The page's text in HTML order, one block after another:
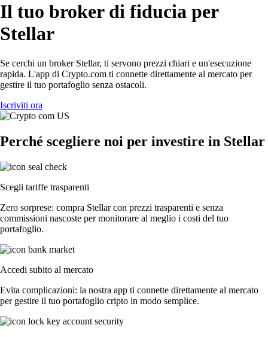
Il tuo broker di fiducia per
Stellar
Se cerchi un broker Stellar, ti servono prezzi chiari e un'esecuzione
rapida. L'app di Crypto.com ti connette direttamente al mercato per
gestire il tuo portafoglio senza ostacoli.
Iscriviti ora
Perché scegliere noi per investire in Stellar
Scegli tariffe trasparenti
Zero sorprese: compra Stellar con prezzi trasparenti e senza
commissioni nascoste per monitorare al meglio i costi del tuo
portafoglio.
Accedi subito al mercato
Evita complicazioni: la nostra app ti connette direttamente al mercato
per gestire il tuo portafoglio cripto in modo semplice.